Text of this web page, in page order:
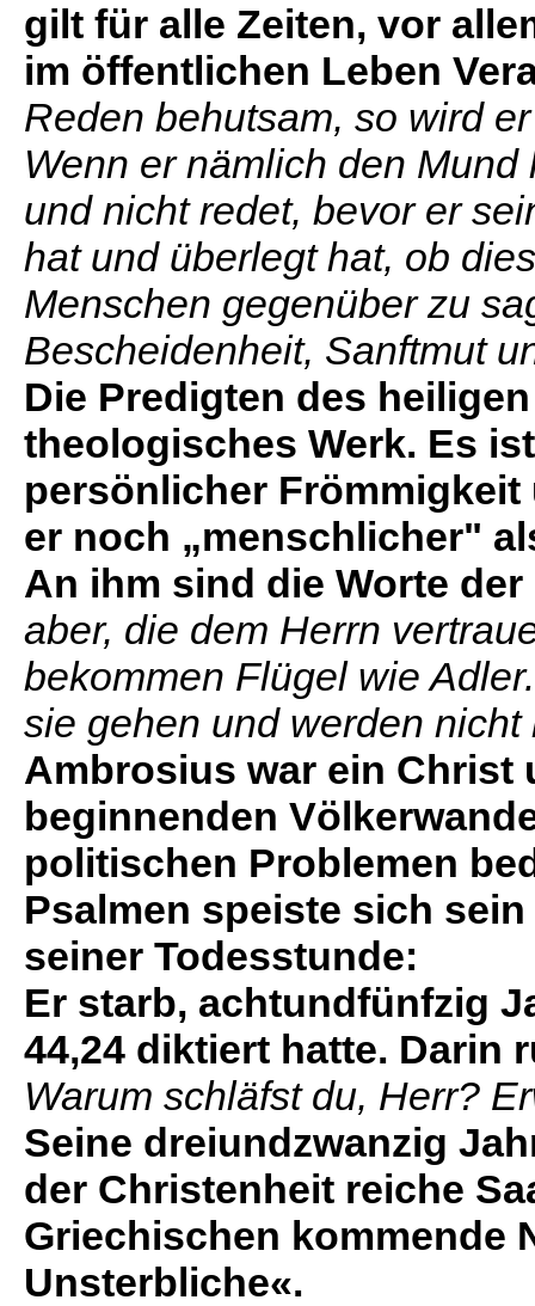
gilt für alle Zeiten, vor
im öffentlichen Leben
Reden behutsam, so wird
Wenn er nämlich den
und nicht redet, bevor er
hat und überlegt hat, ob
Menschen gegenüber zu
Bescheidenheit, Sanftmut
Die Predigten des
theologisches Werk. Es
persönlicher
er noch „menschlicher"
An ihm sind die Worte
aber, die dem Herrn
bekommen Flügel wie
sie gehen und werden nicht
Ambrosius war ein Christ
beginnenden
politischen Problemen
Psalmen speiste sich
seiner Todesstunde:
Er starb, achtundfünfzig
44,24 diktiert hatte. Darin
Warum schläfst du, Herr?
Seine dreiundzwanzig
der Christenheit reiche
Griechischen kommende
Unsterbliche«.